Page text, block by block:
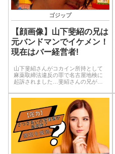
ゴジップ
【顔画像】山下斐紹の兄は
元バンドマンでイケメン！
現在はバー経営者!
山下斐紹さんがコカイン所持として
麻薬取締法違反の罪で名古屋地検に
起訴されました…斐紹さんの兄が元
ことが分かったので紹介していきま
す。この記事でわかること山下斐紹
の兄 高将さんのバーについて山下斐
紹の兄 高将さ...